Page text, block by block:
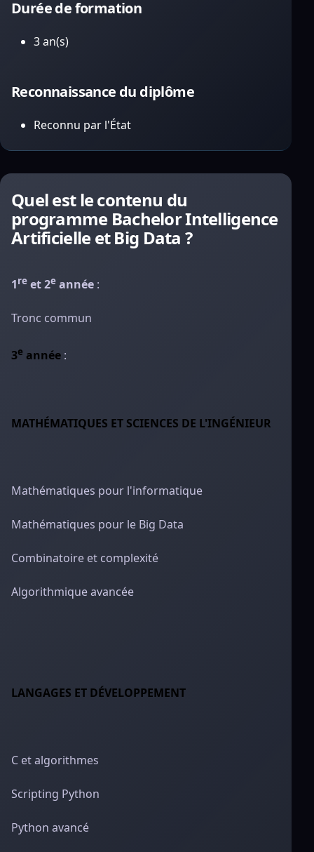
Durée de formation
3 an(s)
Reconnaissance du diplôme
Reconnu par l'État
Quel est le contenu du
programme Bachelor Intelligence
Artificielle et Big Data ?
1re et 2e année :
Tronc commun
3e année :
MATHÉMATIQUES ET SCIENCES DE L'INGÉNIEUR
Mathématiques pour l'informatique
Mathématiques pour le Big Data
Combinatoire et complexité
Algorithmique avancée
LANGAGES ET DÉVELOPPEMENT
C et algorithmes
Scripting Python
Python avancé